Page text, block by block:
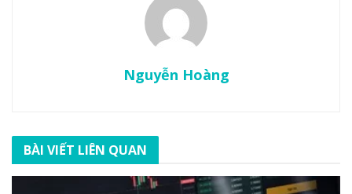
Nguyễn Hoàng
BÀI VIẾT LIÊN QUAN